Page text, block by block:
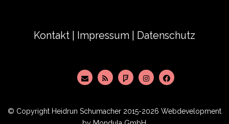
Kontakt Impressum Datenschutz
© Copyright Heidrun Schumacher 2015-2026 Webdevelopment